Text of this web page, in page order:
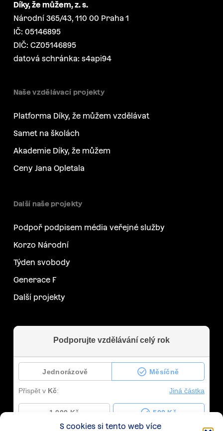
S cookies si tento web více
Díky, že můžem, z. s.
Národní 365/43, 110 00 Praha 1
IČ: 05146895
DIČ: CZ05146895
datová schránka: s4api94
Naše vzdělávací projekty
Platforma Díky, že můžem vzdělávat
Samet na školách
Akademie Díky, že můžem
Ceny Jana Opletala
Další naše projekty
Podpoř podpisem média veřejné služby
Korzo Národní
Týden svobody
Generace F
Další projekty